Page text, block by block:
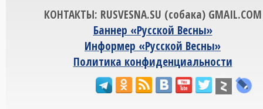
КОНТАКТЫ: RUSVESNA.SU (собака) GMAIL.COM
Баннер «Русской Весны»
Информер «Русской Весны»
Политика конфиденциальности